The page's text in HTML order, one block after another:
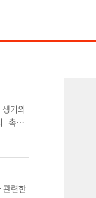
기의
촉촉
관련한